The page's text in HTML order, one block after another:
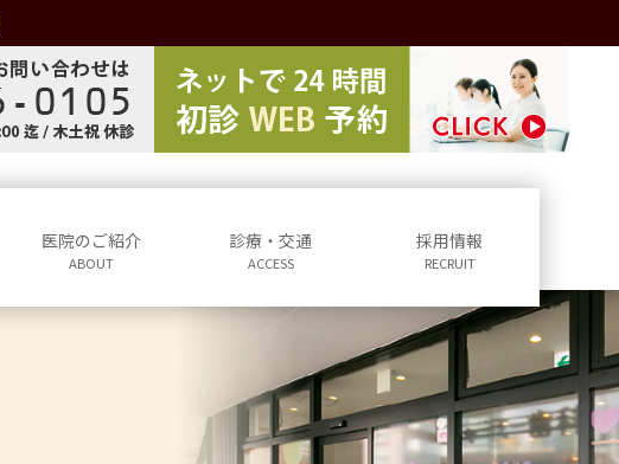
医院のご紹介
ABOUT
診療・交通
ACCESS
採用情報
RECRUIT